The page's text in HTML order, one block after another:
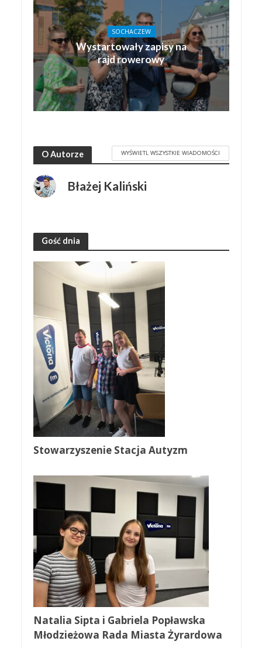
SOCHACZEW
Wystartowały zapisy na
rajd rowerowy
O Autorze WYŚWIETL WSZYSTKIE WIADOMOŚCI
Błażej Kaliński
Gość dnia
Stowarzyszenie Stacja Autyzm
Natalia Sipta i Gabriela Popławska
Młodzieżowa Rada Miasta Żyrardowa